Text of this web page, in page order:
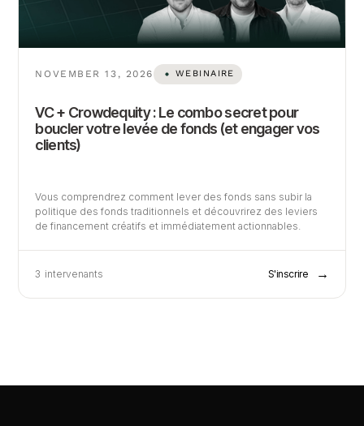
NOVEMBER 13, 2026 WEBINAIRE
VC + Crowdequity : Le combo secret pour
boucler votre levée de fonds (et engager vos
clients)
Vous comprendrez comment lever des fonds sans subir la
politique des fonds traditionnels et découvrirez des leviers
de financement créatifs et immédiatement actionnables.
3 intervenants S'inscrire →